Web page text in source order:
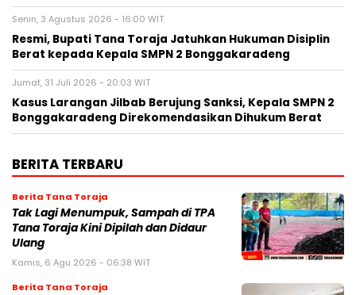
Senin, 3 Agustus 2026 - 16:00 WIT
Resmi, Bupati Tana Toraja Jatuhkan Hukuman Disiplin
Berat kepada Kepala SMPN 2 Bonggakaradeng
Jumat, 31 Juli 2026 - 20:03 WIT
Kasus Larangan Jilbab Berujung Sanksi, Kepala SMPN 2
Bonggakaradeng Direkomendasikan Dihukum Berat
BERITA TERBARU
Berita Tana Toraja
Tak Lagi Menumpuk, Sampah di TPA
Tana Toraja Kini Dipilah dan Didaur
Ulang
Kamis, 6 Agu 2026 - 06:38 WIT
Berita Tana Toraja